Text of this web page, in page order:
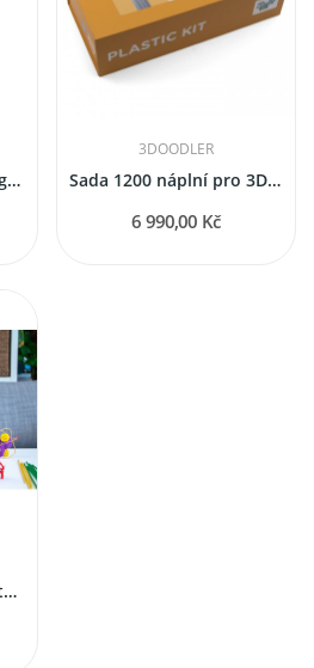
3Doodler Start Learning Pack – školní sada 12...
3DOODLER
Sada 1200 náplní pro 3Doodler Start – 8 barev
6 990,00 Kč
3D Pero 3Doodler Create+ základní sada (od 14 let)